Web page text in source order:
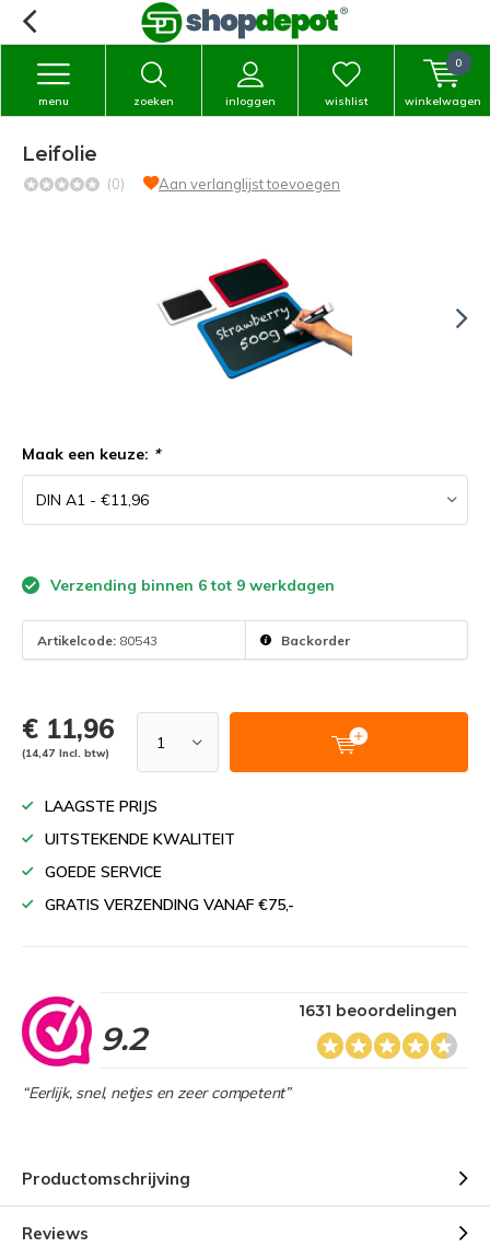
zoeken inloggen
menu wishlist winkelwagen
0
Leifolie
(0) Aan verlanglijst toevoegen
Maak een keuze: *
Verzending binnen 6 tot 9 werkdagen
Artikelcode: 80543 Backorder
€ 11,96
(14,47 Incl. btw)
LAAGSTE PRIJS
UITSTEKENDE KWALITEIT
GOEDE SERVICE
GRATIS VERZENDING VANAF €75,-
9.2
1631 beoordelingen
“Eerlijk, snel, netjes en zeer competent”
Productomschrijving
Reviews